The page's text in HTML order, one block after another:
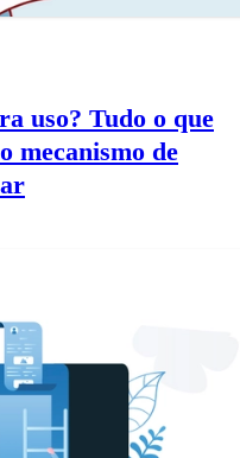
uso? Tudo o que
mecanismo de